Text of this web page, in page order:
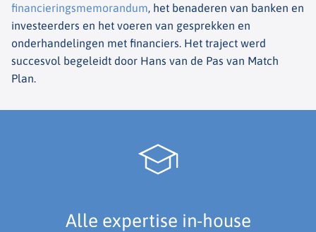
financieringsmemorandum, het benaderen van banken en
investeerders en het voeren van gesprekken en
onderhandelingen met financiers. Het traject werd
succesvol begeleidt door Hans van de Pas van Match
Plan.
Alle expertise in-house